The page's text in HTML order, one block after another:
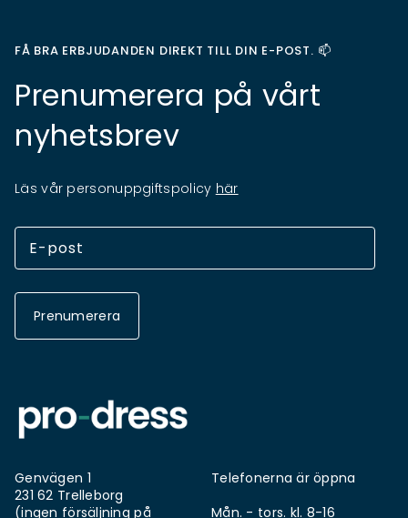
FÅ BRA ERBJUDANDEN DIREKT TILL DIN E-POST. 📫
Prenumerera på vårt
nyhetsbrev
Läs vår personuppgiftspolicy här
Prenumerera
Genvägen 1
231 62 Trelleborg
(ingen försäljning på
Telefonerna är öppna
Mån. - tors. kl. 8-16